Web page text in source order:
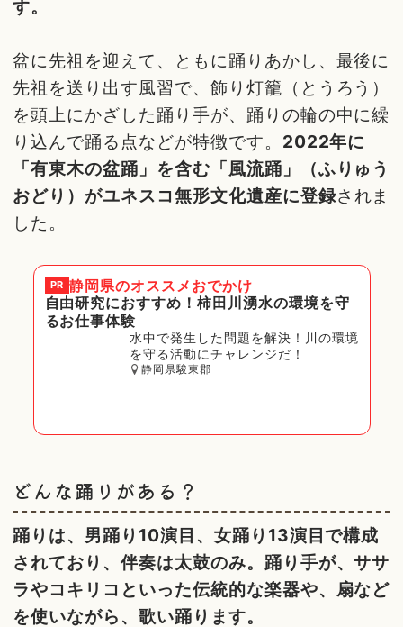
す。
盆に先祖を迎えて、ともに踊りあかし、最後に
先祖を送り出す風習で、飾り灯籠（とうろう）
を頭上にかざした踊り手が、踊りの輪の中に繰
り込んで踊る点などが特徴です。 2022年に
「有東木の盆踊」を含む「風流踊」（ふりゅう
おどり）がユネスコ無形文化遺産に登録されま
した。
PR 静岡県のオススメおでかけ
自由研究におすすめ！柿田川湧水の環境を守
るお仕事体験
水中で発生した問題を解決！川の環境
を守る活動にチャレンジだ！
静岡県駿東郡
どんな踊りがある？
踊りは、男踊り10演目、女踊り13演目で構成
されており、伴奏は太鼓のみ。踊り手が、ササ
ラやコキリコといった伝統的な楽器や、扇など
を使いながら、歌い踊ります。